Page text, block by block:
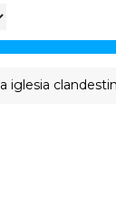
clandestina